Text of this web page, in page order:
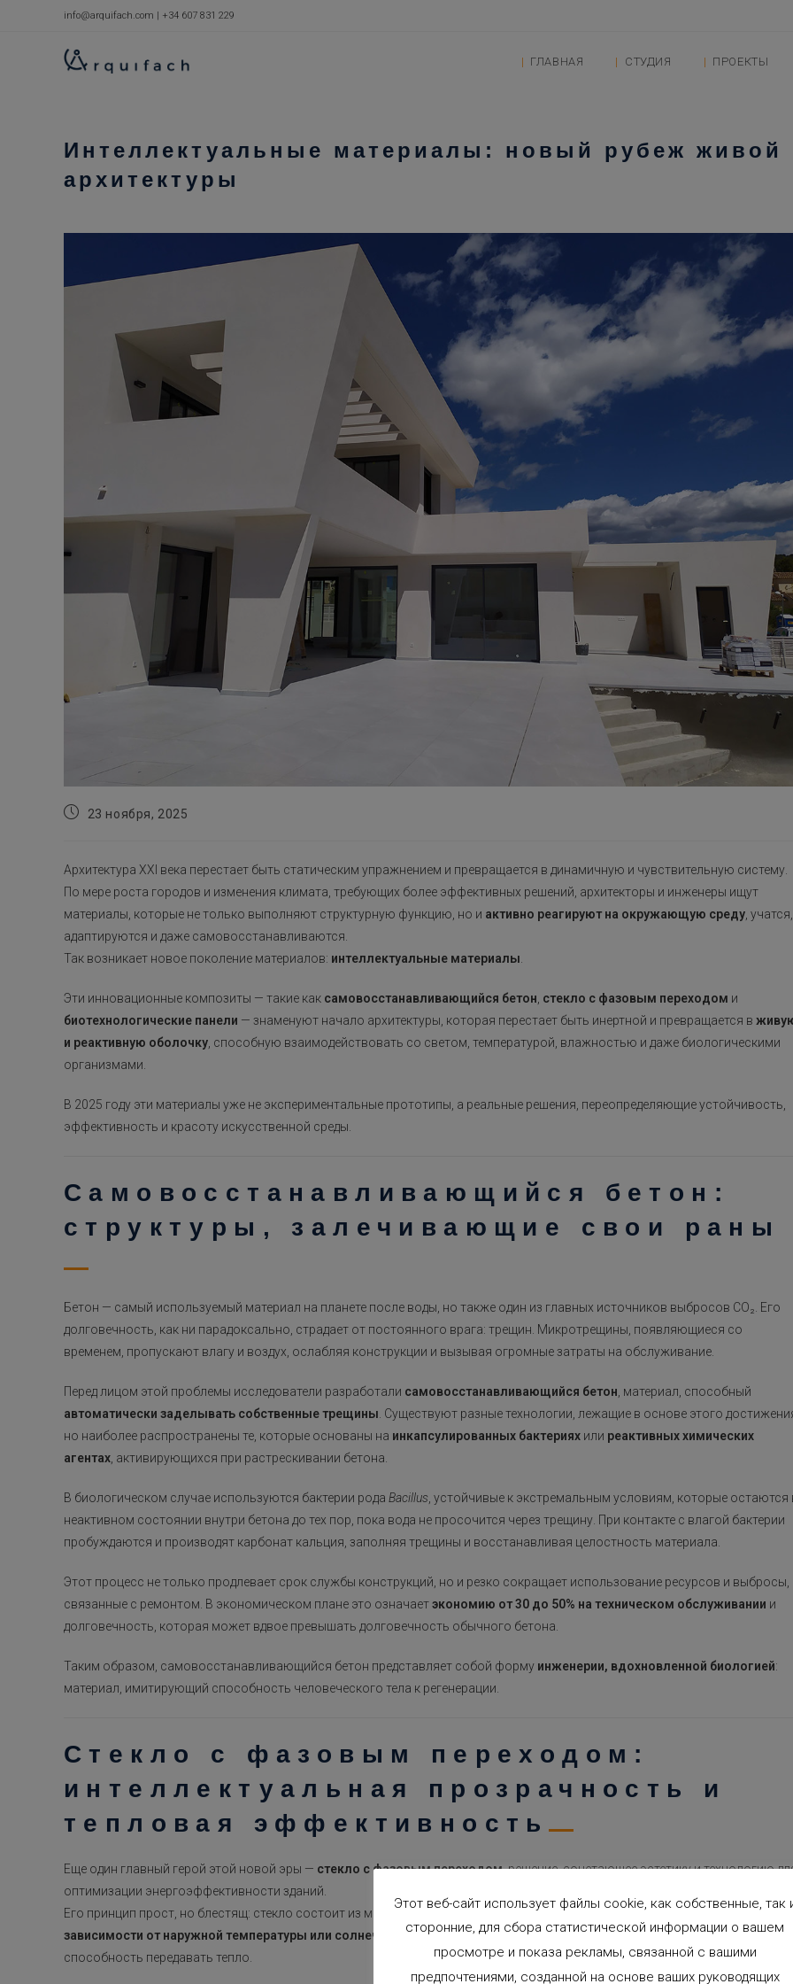
содержимому
info@arquifach.com | +34 607 831 229
ГЛАВНАЯ СТУДИЯ ПРОЕКТЫ
Интеллектуальные материалы: новый рубеж живой
архитектуры
Запись23 ноября, 2025
Архитектура XXI века перестает быть статическим упражнением и превращается в динамичную и чувствительную систему.
По мере роста городов и изменения климата, требующих более эффективных решений, архитекторы и инженеры ищут
материалы, которые не только выполняют структурную функцию, но и активно реагируют на окружающую среду , учатся,
адаптируются и даже самовосстанавливаются.
Так возникает новое поколение материалов: интеллектуальные материалы
Эти инновационные композиты — такие как самовосстанавливающийся бетон стекло с фазовым переходом и
биотехнологические панели — знаменуют начало архитектуры, которая перестает быть инертной и превращается в
и реактивную оболочку , способную взаимодействовать со светом, температурой, влажностью и даже биологическими
организмами.
В 2025 году эти материалы уже не экспериментальные прототипы, а реальные решения, переопределяющие устойчивость,
эффективность и красоту искусственной среды.
Самовосстанавливающийся бетон:
структуры, залечивающие свои раны
Бетон — самый используемый материал на планете после воды, но также один из главных источников выбросов CO₂. Его
долговечность, как ни парадоксально, страдает от постоянного врага: трещин. Микротрещины, появляющиеся со
временем, пропускают влагу и воздух, ослабляя конструкции и вызывая огромные затраты на обслуживание.
Перед лицом этой проблемы исследователи разработали самовосстанавливающийся бетон , материал, способный
автоматически заделывать собственные трещины . Существуют разные технологии, лежащие в основе этого
но наиболее распространены те, которые основаны на инкапсулированных бактериях или реактивных химических
агентах , активирующихся при растрескивании бетона.
В биологическом случае используются бактерии рода Bacillus , устойчивые к экстремальным условиям, которые остаются
неактивном состоянии внутри бетона до тех пор, пока вода не просочится через трещину. При контакте с влагой бактерии
пробуждаются и производят карбонат кальция, заполняя трещины и восстанавливая целостность материала.
Этот процесс не только продлевает срок службы конструкций, но и резко сокращает использование ресурсов и выбросы,
связанные с ремонтом. В экономическом плане это означаетэкономию от 30 до 50% на техническом обслуживании и
долговечность, которая может вдвое превышать долговечность обычного бетона.
Таким образом, самовосстанавливающийся бетон представляет собой форму инженерии, вдохновленной биологией:
материал, имитирующий способность человеческого тела к регенерации.
Стекло с фазовым переходом:
интеллектуальная прозрачность и
тепловая эффективность
Еще один главный герой этой новой эры — стекло с фазовым переходом, решение, сочетающее эстетику и технологию
оптимизации энергоэффективности зданий.
Его принцип прост, но блестящ: стекло состоит из материалов, способных
изменять свою молекулярную структуру в
зависимости от наружной температуры или солнечного излучения, изменяя тем самым степень своей прозрачности и
способность передавать тепло.
Этот веб-сайт использует файлы cookie, как собственные, так
сторонние, для сбора статистической информации о вашем
просмотре и показа рекламы, связанной с вашими
предпочтениями, созданной на основе ваших руководящих